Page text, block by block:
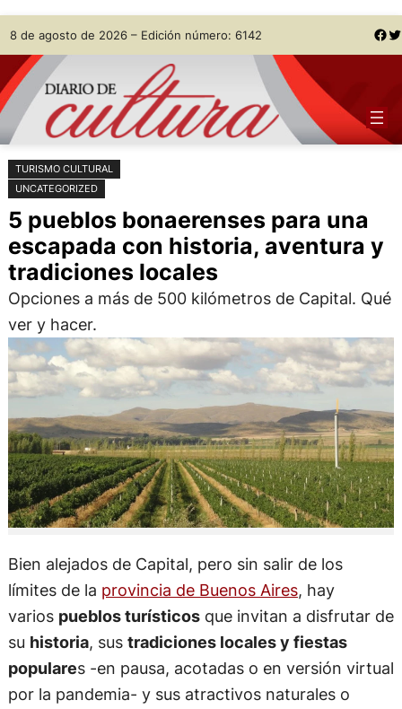
Saltar
al
contenido
Skip
to
content
8 de agosto de 2026 – Edición número: 6142 Facebook Twitter
TURISMO CULTURAL
UNCATEGORIZED
5 pueblos bonaerenses para una
escapada con historia, aventura y
tradiciones locales
Opciones a más de 500 kilómetros de Capital. Qué
ver y hacer.
Bien alejados de Capital, pero sin salir de los
límites de la provincia de Buenos Aires, hay
varios pueblos turísticosque invitan a disfrutar de
su historia, sus tradiciones locales y fiestas
populares -en pausa, acotadas o en versión virtual
por la pandemia- y sus atractivos naturales o